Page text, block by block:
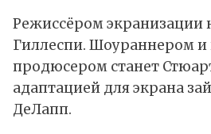
Режиссёром экранизации
Гиллеспи. Шоураннером
продюсером станет
адаптацией для экрана
ДеЛапп.